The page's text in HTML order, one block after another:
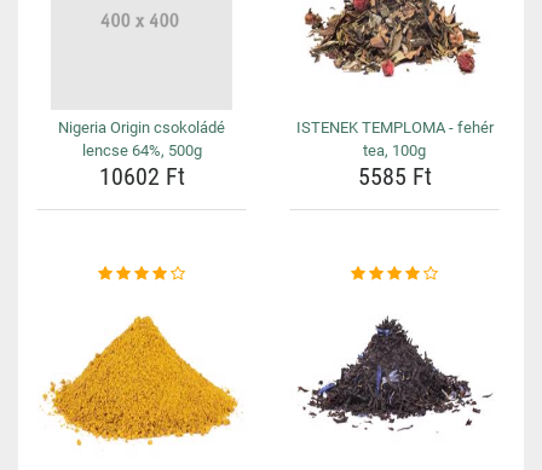
Nigeria Origin csokoládé
lencse 64%, 500g
10602 Ft
ISTENEK TEMPLOMA - fehér
tea, 100g
5585 Ft